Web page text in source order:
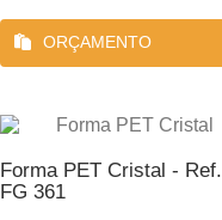
ORÇAMENTO
Forma PET Cristal - Ref.
FG 361